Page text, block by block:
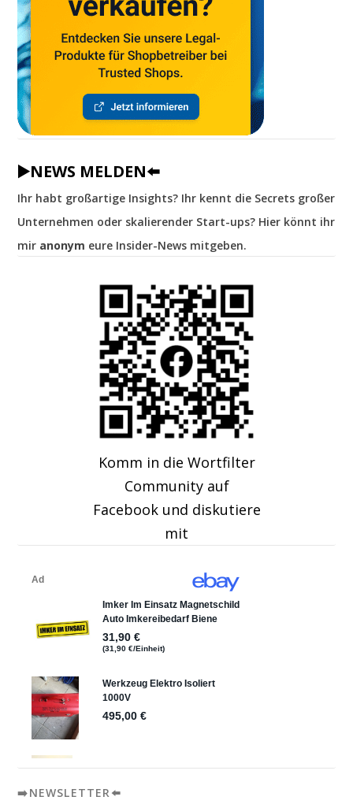
▶️NEWS MELDEN⬅️
Ihr habt großartige Insights? Ihr kennt die Secrets großer
Unternehmen oder skalierender Start-ups? Hier könnt ihr
mir anonym eure Insider-News mitgeben.
Komm in die Wortfilter
Community auf
Facebook und diskutiere
mit
➡️NEWSLETTER⬅️